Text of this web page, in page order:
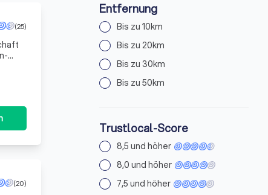
(25)
(20)
Entfernung
Bis zu 10km
Bis zu 20km
Bis zu 30km
Bis zu 50km
Trustlocal-Score
8,5 und höher
8,0 und höher
7,5 und höher